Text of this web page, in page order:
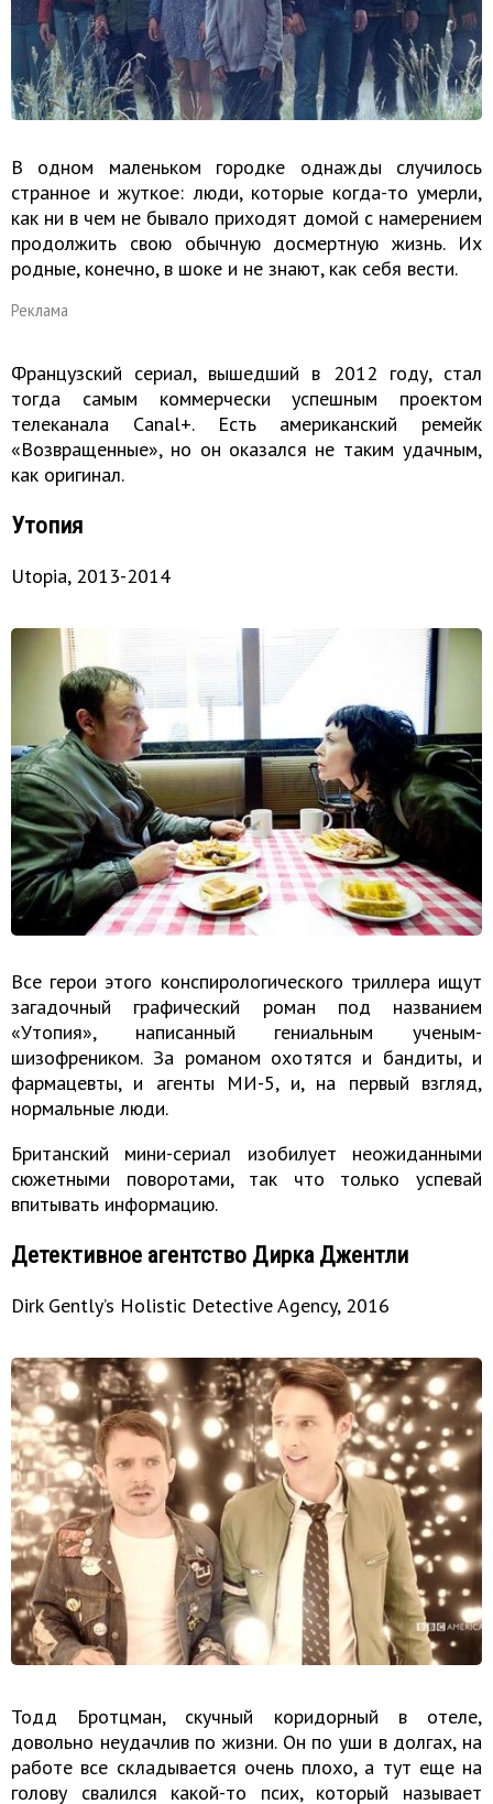
В одном маленьком городке однажды случилось
странное и жуткое: люди, которые когда-то умерли,
как ни в чем не бывало приходят домой с намерением
продолжить свою обычную досмертную жизнь. Их
родные, конечно, в шоке и не знают, как себя вести.
Реклама
Французский сериал, вышедший в 2012 году, стал
тогда самым коммерчески успешным проектом
телеканала Canal+. Есть американский ремейк
«Возвращенные», но он оказался не таким удачным,
как оригинал.
Утопия
Utopia, 2013-2014
Все герои этого конспирологического триллера ищут
загадочный графический роман под названием
«Утопия», написанный гениальным ученым-
шизофреником. За романом охотятся и бандиты, и
фармацевты, и агенты МИ-5, и, на первый взгляд,
нормальные люди.
Британский мини-сериал изобилует неожиданными
сюжетными поворотами, так что только успевай
впитывать информацию.
Детективное агентство Дирка Джентли
Dirk Gently’s Holistic Detective Agency, 2016
Тодд Бротцман, скучный коридорный в отеле,
довольно неудачлив по жизни. Он по уши в долгах, на
работе все складывается очень плохо, а тут еще на
голову свалился какой-то псих, который называет